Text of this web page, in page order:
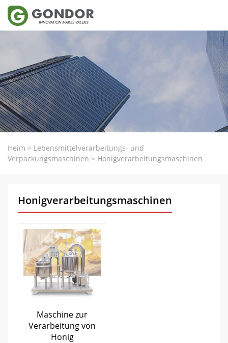
Heim > Lebensmittelverarbeitungs- und
Verpackungsmaschinen > Honigverarbeitungsmaschinen
Honigverarbeitungsmaschinen
Maschine zur
Verarbeitung von
Honig